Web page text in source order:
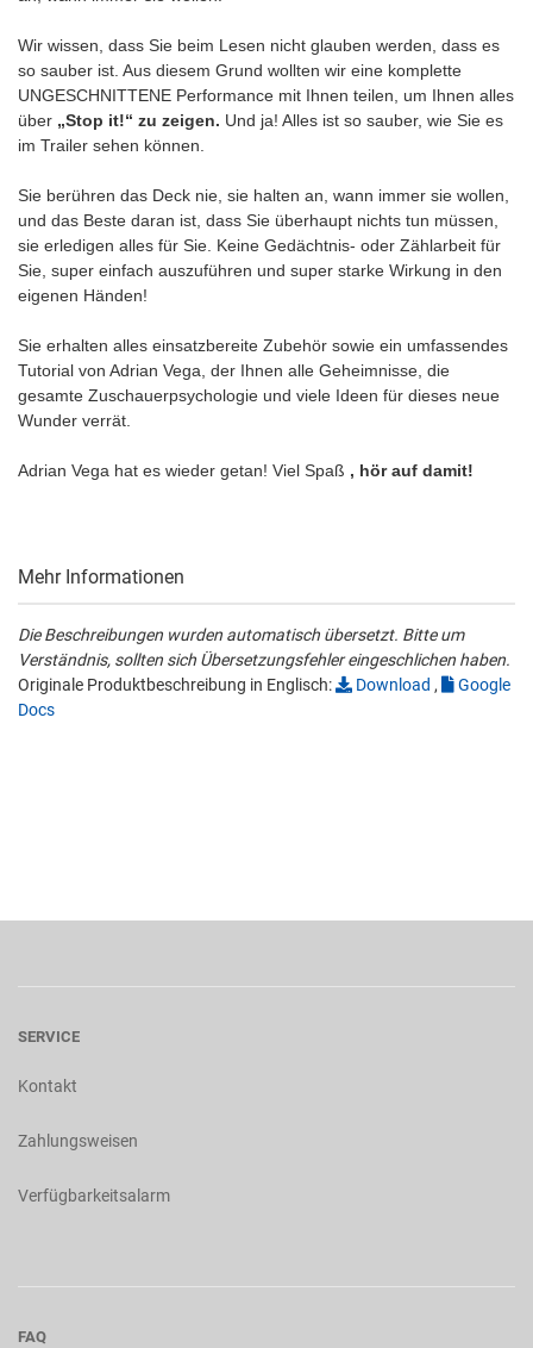
Wir wissen, dass Sie beim Lesen nicht glauben werden, dass es
so sauber ist. Aus diesem Grund wollten wir eine komplette
UNGESCHNITTENE Performance mit Ihnen teilen, um Ihnen alles
über „Stop it!“ zu zeigen. Und ja! Alles ist so sauber, wie Sie es
im Trailer sehen können.
Sie berühren das Deck nie, sie halten an, wann immer sie wollen,
und das Beste daran ist, dass Sie überhaupt nichts tun müssen,
sie erledigen alles für Sie. Keine Gedächtnis- oder Zählarbeit für
Sie, super einfach auszuführen und super starke Wirkung in den
eigenen Händen!
Sie erhalten alles einsatzbereite Zubehör sowie ein umfassendes
Tutorial von Adrian Vega, der Ihnen alle Geheimnisse, die
gesamte Zuschauerpsychologie und viele Ideen für dieses neue
Wunder verrät.
Adrian Vega hat es wieder getan! Viel Spaß , hör auf damit!
Mehr Informationen
Die Beschreibungen wurden automatisch übersetzt. Bitte um
Verständnis, sollten sich Übersetzungsfehler eingeschlichen haben.
Originale Produktbeschreibung in Englisch:
Download ,
Google
Docs
SERVICE
Kontakt
Zahlungsweisen
Verfügbarkeitsalarm
FAQ